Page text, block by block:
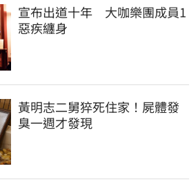
宣布出道十年　大咖樂團成員1
惡疾纏身
黃明志二舅猝死住家！屍體發
臭一週才發現